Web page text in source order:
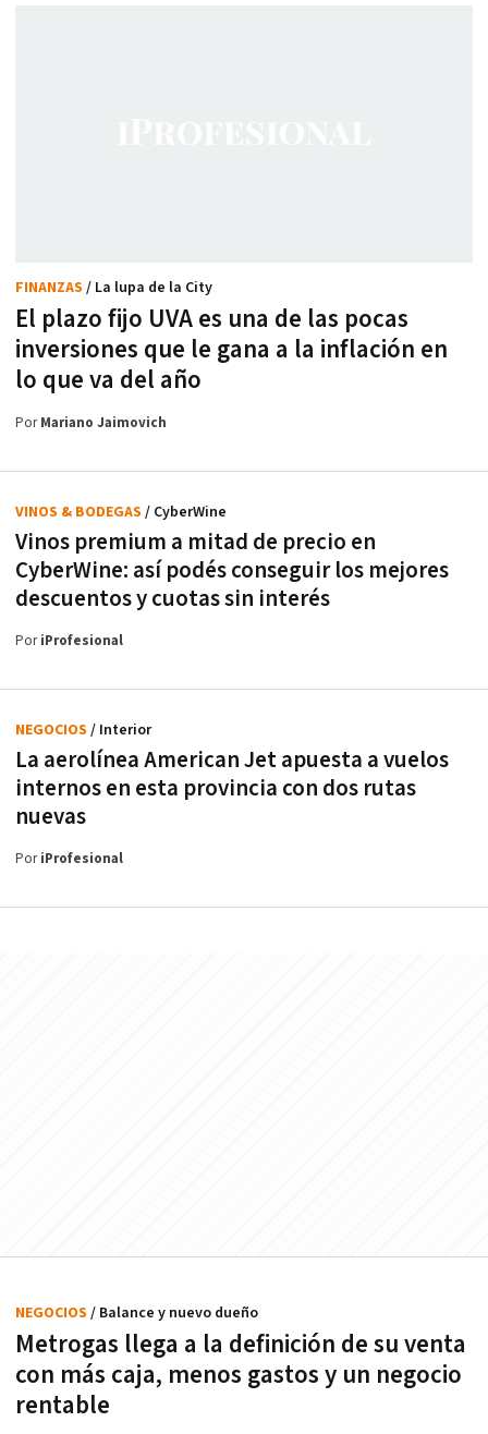
El plazo fijo UVA es una de las pocas
inversiones que le gana a la inflación en
lo que va del año
FINANZAS / La lupa de la City
PorMariano Jaimovich
Vinos premium a mitad de precio en
CyberWine: así podés conseguir los mejores
descuentos y cuotas sin interés
VINOS & BODEGAS / CyberWine
PoriProfesional
La aerolínea American Jet apuesta a vuelos
internos en esta provincia con dos rutas
nuevas
NEGOCIOS / Interior
PoriProfesional
Metrogas llega a la definición de su venta
con más caja, menos gastos y un negocio
rentable
NEGOCIOS / Balance y nuevo dueño